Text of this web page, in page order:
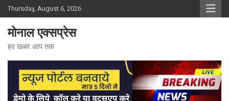
Skip
to
content
Thursday, August 6, 2026
मोनाल एक्सप्रेस
हर खबर आप तक